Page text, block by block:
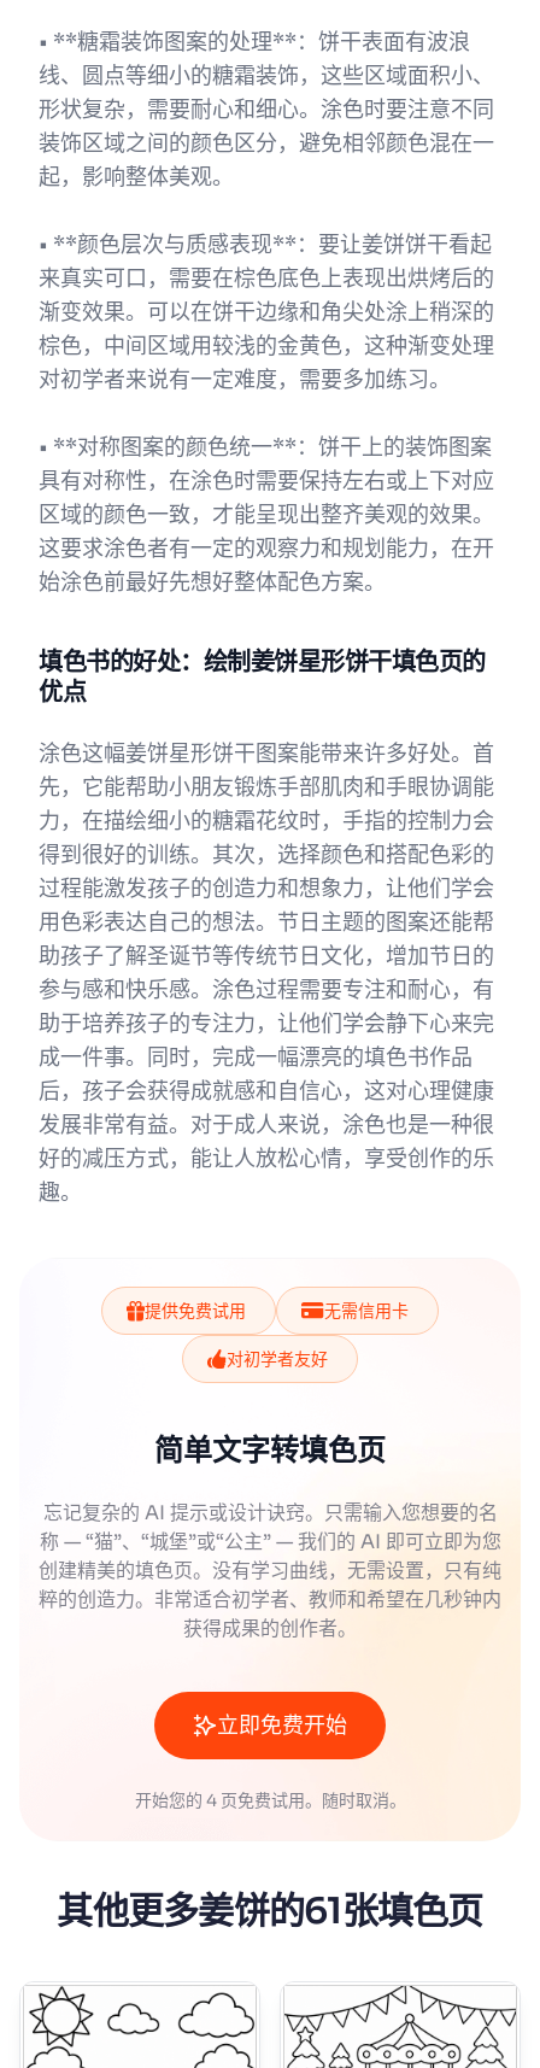
• **糖霜装饰图案的处理**：饼干表面有波浪
线、圆点等细小的糖霜装饰，这些区域面积小、
形状复杂，需要耐心和细心。涂色时要注意不同
装饰区域之间的颜色区分，避免相邻颜色混在一
起，影响整体美观。
• **颜色层次与质感表现**：要让姜饼饼干看起
来真实可口，需要在棕色底色上表现出烘烤后的
渐变效果。可以在饼干边缘和角尖处涂上稍深的
棕色，中间区域用较浅的金黄色，这种渐变处理
对初学者来说有一定难度，需要多加练习。
• **对称图案的颜色统一**：饼干上的装饰图案
具有对称性，在涂色时需要保持左右或上下对应
区域的颜色一致，才能呈现出整齐美观的效果。
这要求涂色者有一定的观察力和规划能力，在开
始涂色前最好先想好整体配色方案。
填色书的好处：绘制姜饼星形饼干填色页的
优点
涂色这幅姜饼星形饼干图案能带来许多好处。首
先，它能帮助小朋友锻炼手部肌肉和手眼协调能
力，在描绘细小的糖霜花纹时，手指的控制力会
得到很好的训练。其次，选择颜色和搭配色彩的
过程能激发孩子的创造力和想象力，让他们学会
用色彩表达自己的想法。节日主题的图案还能帮
助孩子了解圣诞节等传统节日文化，增加节日的
参与感和快乐感。涂色过程需要专注和耐心，有
助于培养孩子的专注力，让他们学会静下心来完
成一件事。同时，完成一幅漂亮的填色书作品
后，孩子会获得成就感和自信心，这对心理健康
发展非常有益。对于成人来说，涂色也是一种很
好的减压方式，能让人放松心情，享受创作的乐
趣。
提供免费试用 无需信用卡
对初学者友好
简单文字转填色页
忘记复杂的 AI 提示或设计诀窍。只需输入您想要的名
称 — “猫”、“城堡”或“公主” — 我们的 AI 即可立即为您
创建精美的填色页。没有学习曲线，无需设置，只有纯
粹的创造力。非常适合初学者、教师和希望在几秒钟内
获得成果的创作者。
立即免费开始
开始您的 4 页免费试用。随时取消。
其他更多姜饼的61张填色页